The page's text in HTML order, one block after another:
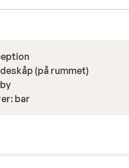
(på rummet)
bar